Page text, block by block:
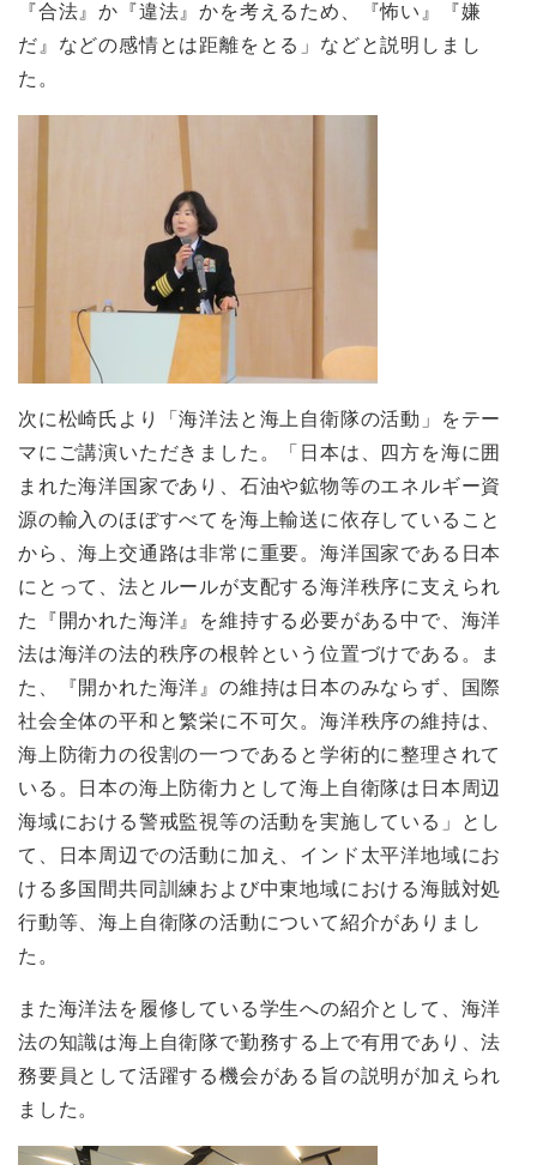
『合法』か『違法』かを考えるため、『怖い』『嫌
だ』などの感情とは距離をとる」などと説明しまし
た。
次に松崎氏より「海洋法と海上自衛隊の活動」をテー
マにご講演いただきました。「日本は、四方を海に囲
まれた海洋国家であり、石油や鉱物等のエネルギー資
源の輸入のほぼすべてを海上輸送に依存していること
から、海上交通路は非常に重要。海洋国家である日本
にとって、法とルールが支配する海洋秩序に支えられ
た『開かれた海洋』を維持する必要がある中で、海洋
法は海洋の法的秩序の根幹という位置づけである。ま
た、『開かれた海洋』の維持は日本のみならず、国際
社会全体の平和と繁栄に不可欠。海洋秩序の維持は、
海上防衛力の役割の一つであると学術的に整理されて
いる。日本の海上防衛力として海上自衛隊は日本周辺
海域における警戒監視等の活動を実施している」とし
て、日本周辺での活動に加え、インド太平洋地域にお
ける多国間共同訓練および中東地域における海賊対処
行動等、海上自衛隊の活動について紹介がありまし
た。
また海洋法を履修している学生への紹介として、海洋
法の知識は海上自衛隊で勤務する上で有用であり、法
務要員として活躍する機会がある旨の説明が加えられ
ました。